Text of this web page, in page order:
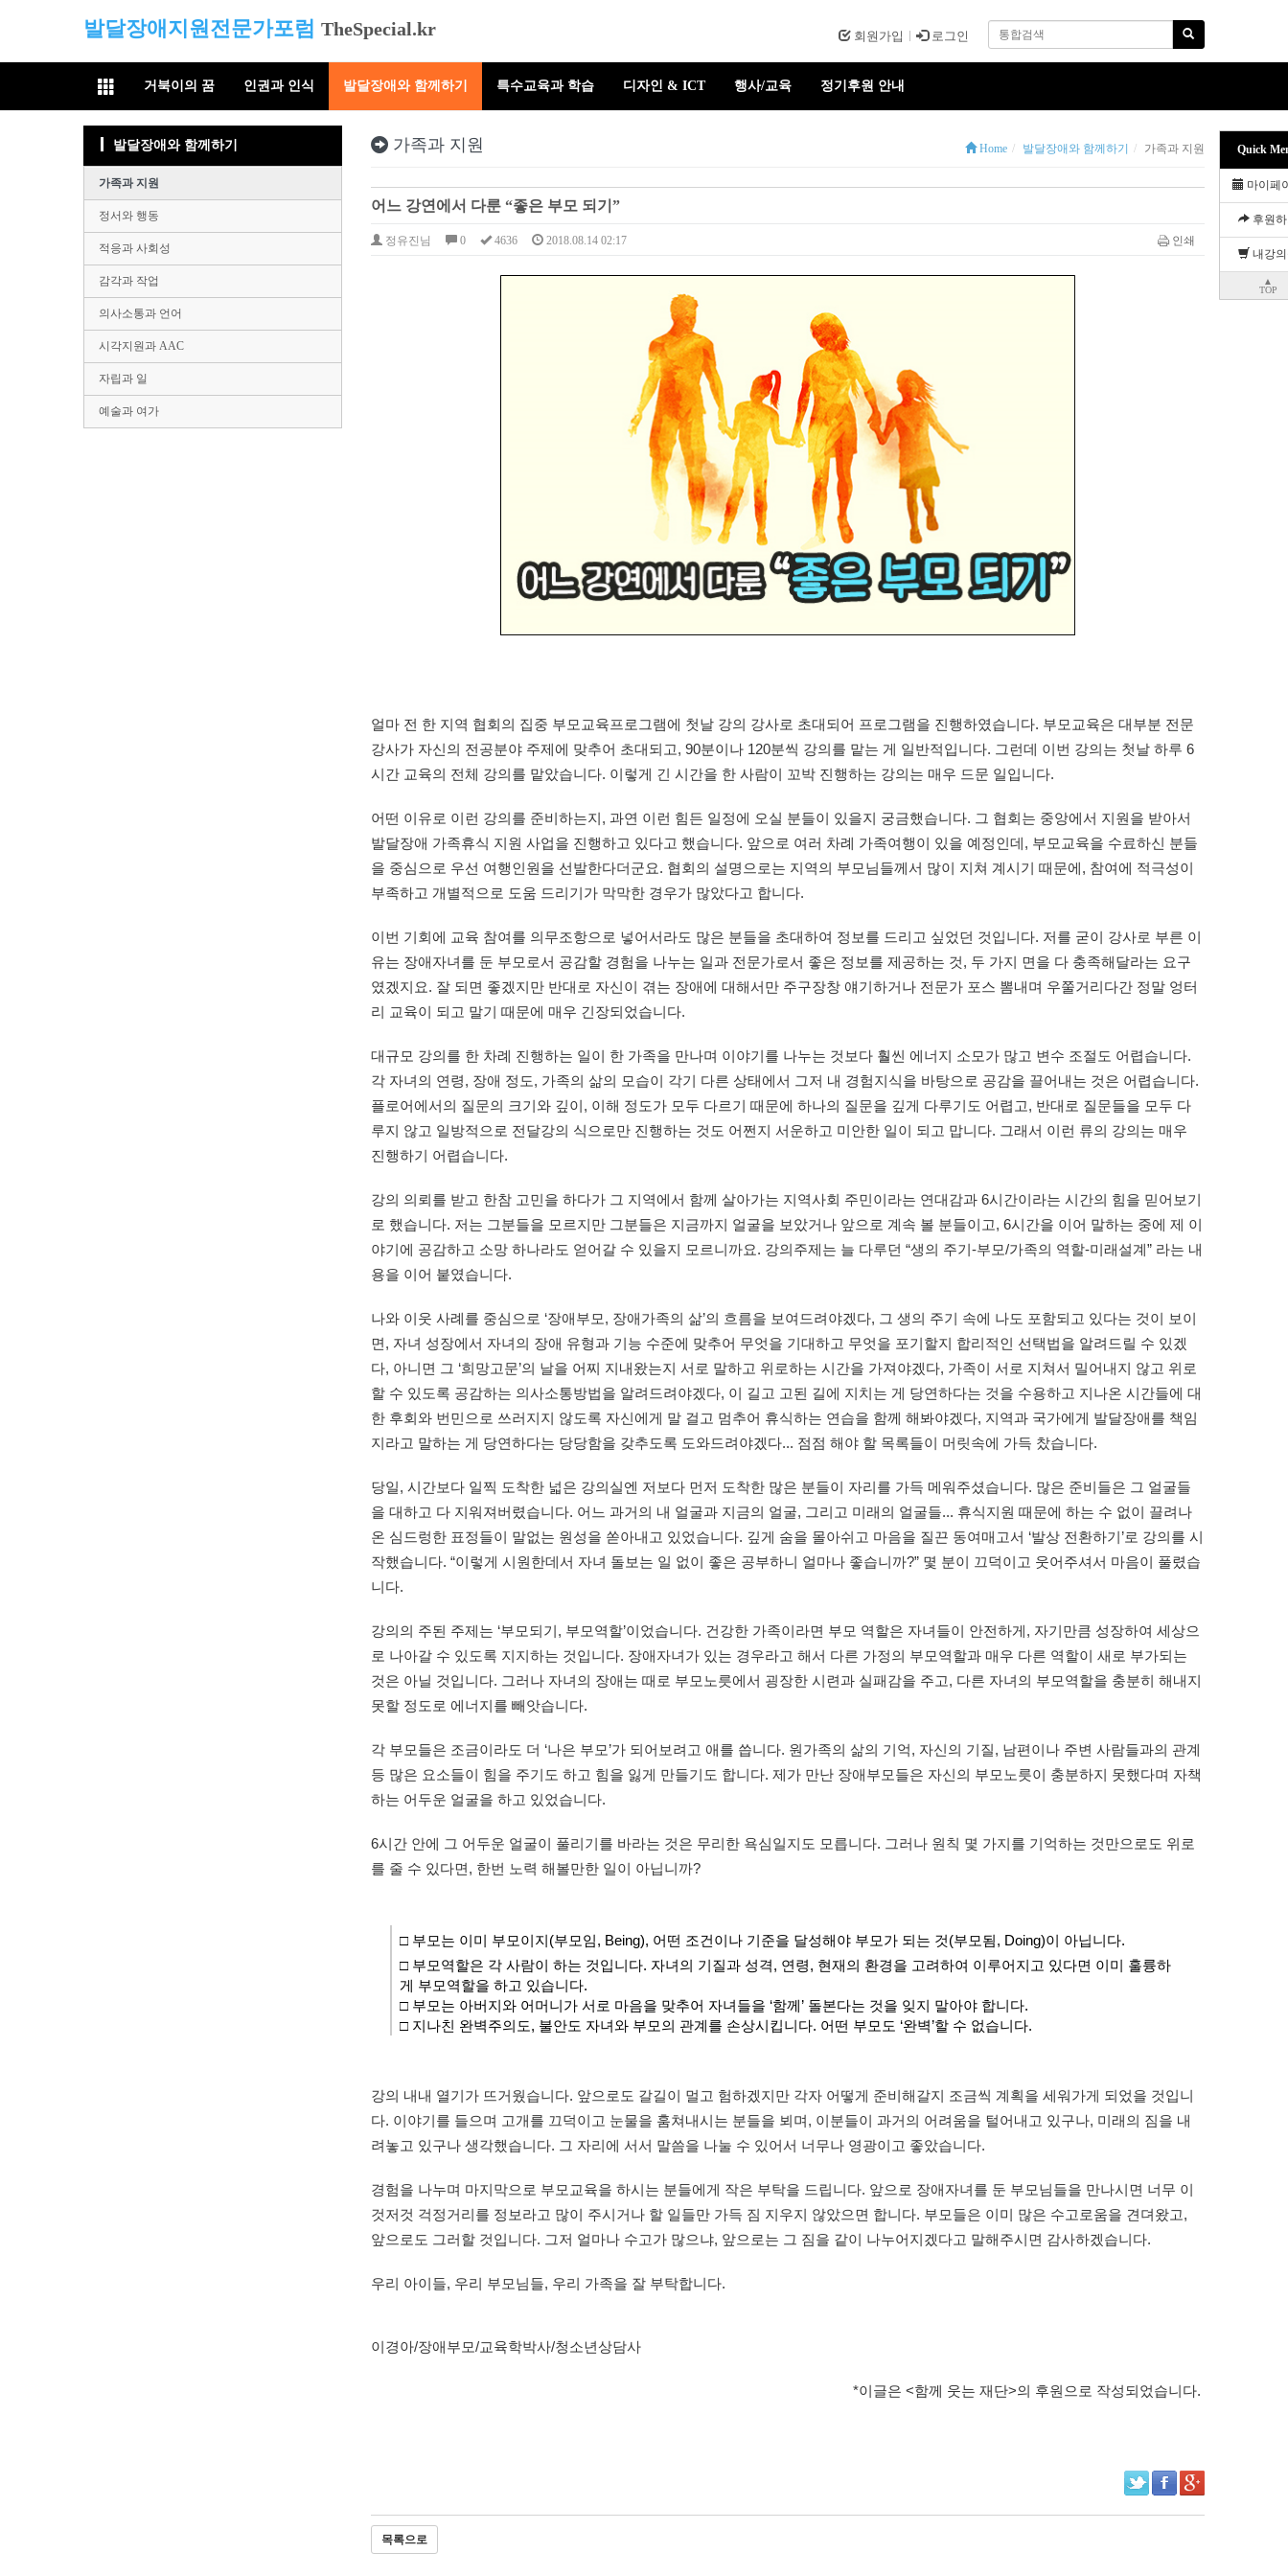
발달장애지원전문가포럼 TheSpecial.kr 회원가입 로그인
거북이의 꿈 인권과 인식 발달장애와 함께하기 특수교육과 학습 디자인 & ICT 행사/교육 정기후원 안내
가족과 지원 Home 발달장애와 함께하기 가족과 지원
어느 강연에서 다룬 “좋은 부모 되기”
정유진님 0 4636 2018.08.14 02:17 인쇄
얼마 전 한 지역 협회의 집중 부모교육프로그램에 첫날 강의 강사로 초대되어 프로그램을 진행하였습니다. 부모교육은 대부분 전문
강사가 자신의 전공분야 주제에 맞추어 초대되고, 90분이나 120분씩 강의를 맡는 게 일반적입니다. 그런데 이번 강의는 첫날 하루 6
시간 교육의 전체 강의를 맡았습니다. 이렇게 긴 시간을 한 사람이 꼬박 진행하는 강의는 매우 드문 일입니다.
어떤 이유로 이런 강의를 준비하는지, 과연 이런 힘든 일정에 오실 분들이 있을지 궁금했습니다. 그 협회는 중앙에서 지원을 받아서
발달장애 가족휴식 지원 사업을 진행하고 있다고 했습니다. 앞으로 여러 차례 가족여행이 있을 예정인데, 부모교육을 수료하신 분들
을 중심으로 우선 여행인원을 선발한다더군요. 협회의 설명으로는 지역의 부모님들께서 많이 지쳐 계시기 때문에, 참여에 적극성이
부족하고 개별적으로 도움 드리기가 막막한 경우가 많았다고 합니다.
이번 기회에 교육 참여를 의무조항으로 넣어서라도 많은 분들을 초대하여 정보를 드리고 싶었던 것입니다. 저를 굳이 강사로 부른 이
유는 장애자녀를 둔 부모로서 공감할 경험을 나누는 일과 전문가로서 좋은 정보를 제공하는 것, 두 가지 면을 다 충족해달라는 요구
였겠지요. 잘 되면 좋겠지만 반대로 자신이 겪는 장애에 대해서만 주구장창 얘기하거나 전문가 포스 뽐내며 우쭐거리다간 정말 엉터
리 교육이 되고 말기 때문에 매우 긴장되었습니다.
대규모 강의를 한 차례 진행하는 일이 한 가족을 만나며 이야기를 나누는 것보다 훨씬 에너지 소모가 많고 변수 조절도 어렵습니다.
각 자녀의 연령, 장애 정도, 가족의 삶의 모습이 각기 다른 상태에서 그저 내 경험지식을 바탕으로 공감을 끌어내는 것은 어렵습니다.
플로어에서의 질문의 크기와 깊이, 이해 정도가 모두 다르기 때문에 하나의 질문을 깊게 다루기도 어렵고, 반대로 질문들을 모두 다
루지 않고 일방적으로 전달강의 식으로만 진행하는 것도 어쩐지 서운하고 미안한 일이 되고 맙니다. 그래서 이런 류의 강의는 매우
진행하기 어렵습니다.
강의 의뢰를 받고 한참 고민을 하다가 그 지역에서 함께 살아가는 지역사회 주민이라는 연대감과 6시간이라는 시간의 힘을 믿어보기
로 했습니다. 저는 그분들을 모르지만 그분들은 지금까지 얼굴을 보았거나 앞으로 계속 볼 분들이고, 6시간을 이어 말하는 중에 제 이
야기에 공감하고 소망 하나라도 얻어갈 수 있을지 모르니까요. 강의주제는 늘 다루던 “생의 주기-부모/가족의 역할-미래설계” 라는 내
용을 이어 붙였습니다.
나와 이웃 사례를 중심으로 ‘장애부모, 장애가족의 삶’의 흐름을 보여드려야겠다, 그 생의 주기 속에 나도 포함되고 있다는 것이 보이
면, 자녀 성장에서 자녀의 장애 유형과 기능 수준에 맞추어 무엇을 기대하고 무엇을 포기할지 합리적인 선택법을 알려드릴 수 있겠
다, 아니면 그 ‘희망고문’의 날을 어찌 지내왔는지 서로 말하고 위로하는 시간을 가져야겠다, 가족이 서로 지쳐서 밀어내지 않고 위로
할 수 있도록 공감하는 의사소통방법을 알려드려야겠다, 이 길고 고된 길에 지치는 게 당연하다는 것을 수용하고 지나온 시간들에 대
한 후회와 번민으로 쓰러지지 않도록 자신에게 말 걸고 멈추어 휴식하는 연습을 함께 해봐야겠다, 지역과 국가에게 발달장애를 책임
지라고 말하는 게 당연하다는 당당함을 갖추도록 도와드려야겠다... 점점 해야 할 목록들이 머릿속에 가득 찼습니다.
당일, 시간보다 일찍 도착한 넓은 강의실엔 저보다 먼저 도착한 많은 분들이 자리를 가득 메워주셨습니다. 많은 준비들은 그 얼굴들
을 대하고 다 지워져버렸습니다. 어느 과거의 내 얼굴과 지금의 얼굴, 그리고 미래의 얼굴들... 휴식지원 때문에 하는 수 없이 끌려나
온 심드렁한 표정들이 말없는 원성을 쏟아내고 있었습니다. 깊게 숨을 몰아쉬고 마음을 질끈 동여매고서 ‘발상 전환하기’로 강의를 시
작했습니다. “이렇게 시원한데서 자녀 돌보는 일 없이 좋은 공부하니 얼마나 좋습니까?” 몇 분이 끄덕이고 웃어주셔서 마음이 풀렸습
니다.
강의의 주된 주제는 ‘부모되기, 부모역할’이었습니다. 건강한 가족이라면 부모 역할은 자녀들이 안전하게, 자기만큼 성장하여 세상으
로 나아갈 수 있도록 지지하는 것입니다. 장애자녀가 있는 경우라고 해서 다른 가정의 부모역할과 매우 다른 역할이 새로 부가되는
것은 아닐 것입니다. 그러나 자녀의 장애는 때로 부모노릇에서 굉장한 시련과 실패감을 주고, 다른 자녀의 부모역할을 충분히 해내지
못할 정도로 에너지를 빼앗습니다.
각 부모들은 조금이라도 더 ‘나은 부모’가 되어보려고 애를 씁니다. 원가족의 삶의 기억, 자신의 기질, 남편이나 주변 사람들과의 관계
등 많은 요소들이 힘을 주기도 하고 힘을 잃게 만들기도 합니다. 제가 만난 장애부모들은 자신의 부모노릇이 충분하지 못했다며 자책
하는 어두운 얼굴을 하고 있었습니다.
6시간 안에 그 어두운 얼굴이 풀리기를 바라는 것은 무리한 욕심일지도 모릅니다. 그러나 원칙 몇 가지를 기억하는 것만으로도 위로
를 줄 수 있다면, 한번 노력 해볼만한 일이 아닙니까?
□ 부모는 이미 부모이지(부모임, Being), 어떤 조건이나 기준을 달성해야 부모가 되는 것(부모됨, Doing)이 아닙니다.
□ 부모역할은 각 사람이 하는 것입니다. 자녀의 기질과 성격, 연령, 현재의 환경을 고려하여 이루어지고 있다면 이미 훌륭하
게 부모역할을 하고 있습니다.
□ 부모는 아버지와 어머니가 서로 마음을 맞추어 자녀들을 ‘함께’ 돌본다는 것을 잊지 말아야 합니다.
□ 지나친 완벽주의도, 불안도 자녀와 부모의 관계를 손상시킵니다. 어떤 부모도 ‘완벽’할 수 없습니다.
강의 내내 열기가 뜨거웠습니다. 앞으로도 갈길이 멀고 험하겠지만 각자 어떻게 준비해갈지 조금씩 계획을 세워가게 되었을 것입니
다. 이야기를 들으며 고개를 끄덕이고 눈물을 훔쳐내시는 분들을 뵈며, 이분들이 과거의 어려움을 털어내고 있구나, 미래의 짐을 내
려놓고 있구나 생각했습니다. 그 자리에 서서 말씀을 나눌 수 있어서 너무나 영광이고 좋았습니다.
경험을 나누며 마지막으로 부모교육을 하시는 분들에게 작은 부탁을 드립니다. 앞으로 장애자녀를 둔 부모님들을 만나시면 너무 이
것저것 걱정거리를 정보라고 많이 주시거나 할 일들만 가득 짐 지우지 않았으면 합니다. 부모들은 이미 많은 수고로움을 견뎌왔고,
앞으로도 그러할 것입니다. 그저 얼마나 수고가 많으냐, 앞으로는 그 짐을 같이 나누어지겠다고 말해주시면 감사하겠습니다.
우리 아이들, 우리 부모님들, 우리 가족을 잘 부탁합니다.
이경아/장애부모/교육학박사/청소년상담사
*이글은 <함께 웃는 재단>의 후원으로 작성되었습니다.
목록으로
발달장애와 함께하기
가족과 지원
정서와 행동
적응과 사회성
감각과 작업
의사소통과 언어
시각지원과 AAC
자립과 일
예술과 여가
Quick
마이페
후원하
내강
▲
TOP